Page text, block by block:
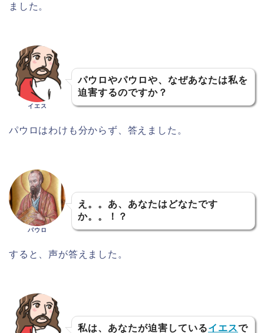
ました。
イエス
パウロやパウロや、なぜあなたは私を
迫害するのですか？
パウロはわけも分からず、答えました。
パウロ
え。。あ、あなたはどなたです
か。。！？
すると、声が答えました。
私は、あなたが迫害しているイエスで